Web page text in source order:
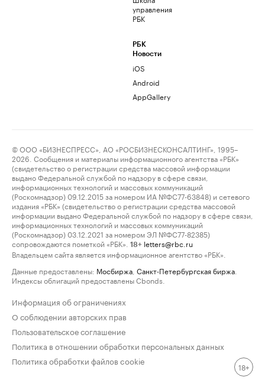
управления
РБК
РБК
Новости
iOS
Android
AppGallery
© ООО «БИЗНЕСПРЕСС», АО «РОСБИЗНЕСКОНСАЛТИНГ», 1995–
2026. Сообщения и материалы информационного агентства «РБК»
(свидетельство о регистрации средства массовой информации
выдано Федеральной службой по надзору в сфере связи,
информационных технологий и массовых коммуникаций
(Роскомнадзор) 09.12.2015 за номером ИА №ФС77-63848) и сетевого
издания «РБК» (свидетельство о регистрации средства массовой
информации выдано Федеральной службой по надзору в сфере связи,
информационных технологий и массовых коммуникаций
(Роскомнадзор) 03.12.2021 за номером ЭЛ №ФС77-82385)
сопровождаются пометкой «РБК».
18+ letters@rbc.ru
Владельцем сайта является информационное агентство «РБК».
Данные предоставлены: Мосбиржа Санкт-Петербургская биржа
Индексы облигаций предоставлены Cbonds.
Информация об ограничениях
О соблюдении авторских прав
Пользовательское соглашение
Политика в отношении обработки персональных данных
Политика обработки файлов cookie
18+